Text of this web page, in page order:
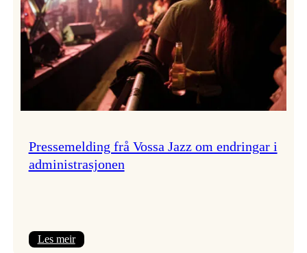
Pressemelding frå Vossa Jazz om endringar i
administrasjonen
Les meir: